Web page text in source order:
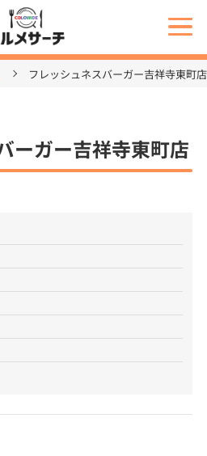
フレッシュネスバーガー吉祥寺東町店
ーガー吉祥寺東町店